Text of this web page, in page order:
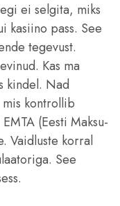
ei selgita, miks
kasiino pass. See
tegevust.
Kas ma
kindel. Nad
mis kontrollib
(Eesti Maksu-
Vaidluste korral
See